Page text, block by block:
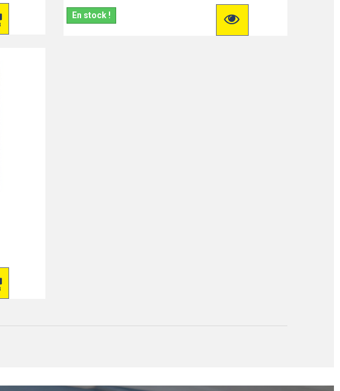
En stock !